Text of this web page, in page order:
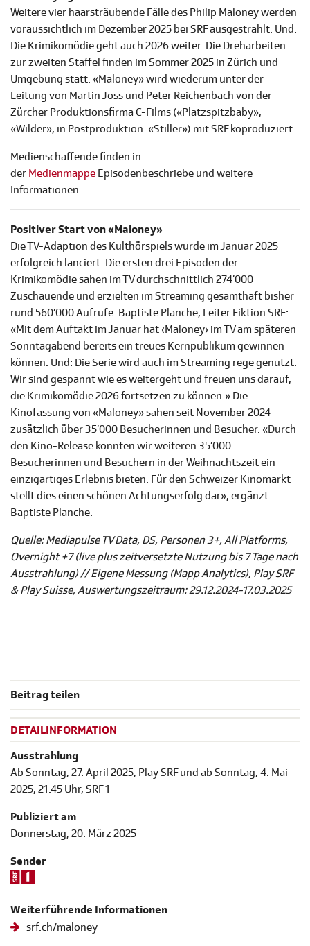
Weitere vier haarsträubende Fälle des Philip Maloney werden
voraussichtlich im Dezember 2025 bei SRF ausgestrahlt. Und:
Die Krimikomödie geht auch 2026 weiter. Die Dreharbeiten
zur zweiten Staffel finden im Sommer 2025 in Zürich und
Umgebung statt. «Maloney» wird wiederum unter der
Leitung von Martin Joss und Peter Reichenbach von der
Zürcher Produktionsfirma C-Films («Platzspitzbaby»,
«Wilder», in Postproduktion: «Stiller») mit SRF koproduziert.
Medienschaffende finden in
der Medienmappe Episodenbeschriebe und weitere
Informationen.
Positiver Start von «Maloney»
Die TV-Adaption des Kulthörspiels wurde im Januar 2025
erfolgreich lanciert. Die ersten drei Episoden der
Krimikomödie sahen im TV durchschnittlich 274’000
Zuschauende und erzielten im Streaming gesamthaft bisher
rund 560’000 Aufrufe. Baptiste Planche, Leiter Fiktion SRF:
«Mit dem Auftakt im Januar hat ‹Maloney› im TV am späteren
Sonntagabend bereits ein treues Kernpublikum gewinnen
können. Und: Die Serie wird auch im Streaming rege genutzt.
Wir sind gespannt wie es weitergeht und freuen uns darauf,
die Krimikomödie 2026 fortsetzen zu können.» Die
Kinofassung von «Maloney» sahen seit November 2024
zusätzlich über 35’000 Besucherinnen und Besucher. «Durch
den Kino-Release konnten wir weiteren 35’000
Besucherinnen und Besuchern in der Weihnachtszeit ein
einzigartiges Erlebnis bieten. Für den Schweizer Kinomarkt
stellt dies einen schönen Achtungserfolg dar», ergänzt
Baptiste Planche.
Quelle: Mediapulse TV Data, DS, Personen 3+, All Platforms,
Overnight +7 (live plus zeitversetzte Nutzung bis 7 Tage nach
Ausstrahlung) // Eigene Messung (Mapp Analytics), Play SRF
& Play Suisse, Auswertungszeitraum: 29.12.2024-17.03.2025
Beitrag teilen
DETAILINFORMATION
Ausstrahlung
Ab Sonntag, 27. April 2025, Play SRF und ab Sonntag, 4. Mai
2025, 21.45 Uhr, SRF 1
Publiziert am
Donnerstag, 20. März 2025
Sender
Weiterführende Informationen
srf.ch/maloney